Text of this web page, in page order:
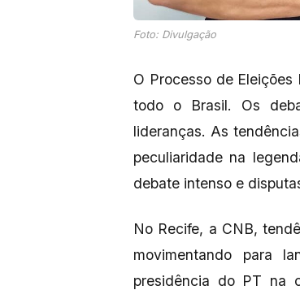
Foto: Divulgação
O Processo de
todo o Brasil. Os
lideranças. As
peculiaridade na
debate intenso e
No Recife, a CNB,
movimentando para
presidência do PT na